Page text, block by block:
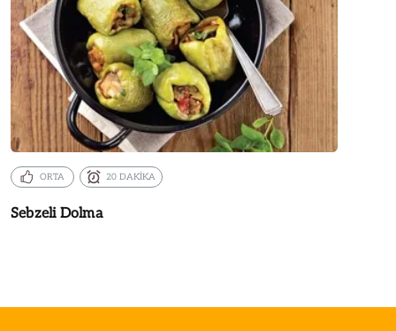
ORTA 20 DAKİKA
Sebzeli Dolma